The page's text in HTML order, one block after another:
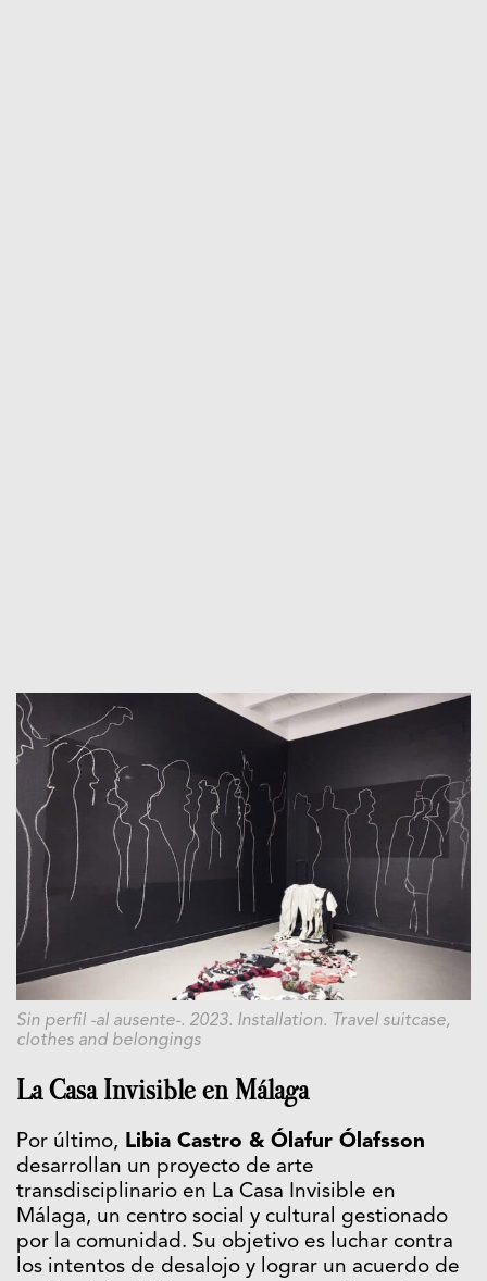
Sin perfil -al ausente-. 2023. Installation. Travel suitcase,
clothes and belongings
La Casa Invisible en Málaga
Por último, Libia Castro & Ólafur Ólafsson
desarrollan un proyecto de arte
transdisciplinario en La Casa Invisible en
Málaga, un centro social y cultural gestionado
por la comunidad. Su objetivo es luchar contra
los intentos de desalojo y lograr un acuerdo de